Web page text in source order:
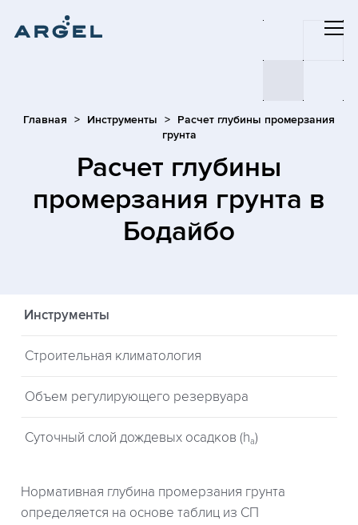
Главная Инструменты
Расчет глубины промерзания
грунта
Расчет глубины
промерзания грунта в
Бодайбо
Инструменты
Строительная климатология
Объем регулирующего резервуара
Суточный слой дождевых осадков (ha)
Нормативная глубина промерзания грунта
определяется на основе таблиц из СП